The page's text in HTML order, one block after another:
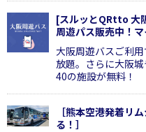
[スルッとQRtto 大
周遊パス販売中！
大阪周遊バスご利
放題。さらに大阪
40の施設が無料！
［熊本空港発着リ
る！］